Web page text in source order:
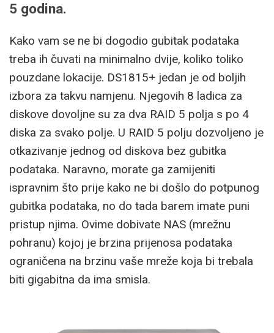
5 godina.
Kako vam se ne bi dogodio gubitak podataka
treba ih čuvati na minimalno dvije, koliko toliko
pouzdane lokacije. DS1815+ jedan je od boljih
izbora za takvu namjenu. Njegovih 8 ladica za
diskove dovoljne su za dva RAID 5 polja s po 4
diska za svako polje. U RAID 5 polju dozvoljeno je
otkazivanje jednog od diskova bez gubitka
podataka. Naravno, morate ga zamijeniti
ispravnim što prije kako ne bi došlo do potpunog
gubitka podataka, no do tada barem imate puni
pristup njima. Ovime dobivate NAS (mrežnu
pohranu) kojoj je brzina prijenosa podataka
ograničena na brzinu vaše mreže koja bi trebala
biti gigabitna da ima smisla.